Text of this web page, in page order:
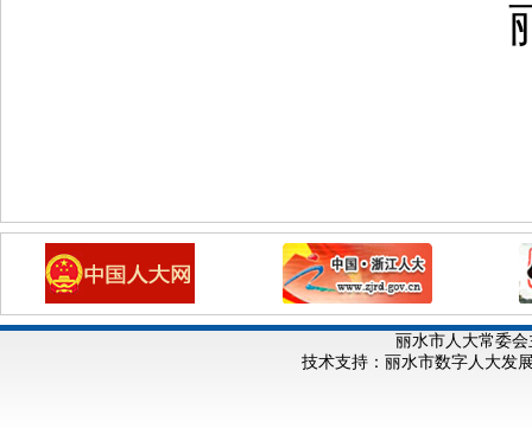
丽水市人大常委会
技术支持：丽水市数字人大发